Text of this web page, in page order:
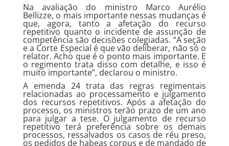
Na avaliação do ministro Marco Aurélio
Bellizze, o mais importante nessas mudanças é
que, agora, tanto a afetação do recurso
repetitivo quanto o incidente de assunção de
competência são decisões colegiadas. “A seção
e a Corte Especial é que vão deliberar, não só o
relator. Acho que é o ponto mais importante. E
o regimento trata disso com detalhe, e isso é
muito importante”, declarou o ministro.
A emenda 24trata das regras regimentais
relacionadas ao processamento e julgamento
dos recursos repetitivos. Após a afetação do
processo, os ministros terão prazo de um ano
para julgar a tese. O julgamento de recurso
repetitivo terá preferência sobre os demais
processos, ressalvados os casos de réu preso,
os pedidos de habeas corpus e de mandado de